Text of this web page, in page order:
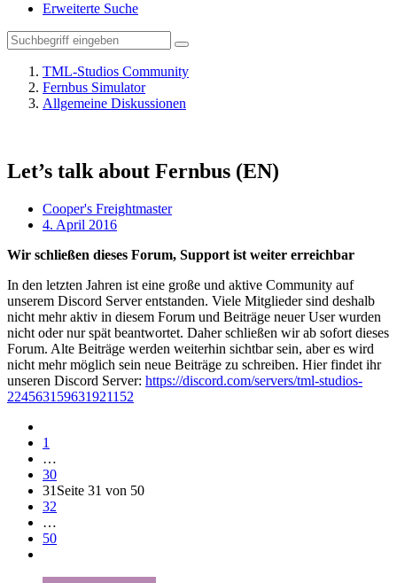
Erweiterte Suche
TML-Studios Community
Fernbus Simulator
Allgemeine Diskussionen
Let’s talk about Fernbus (EN)
Cooper's Freightmaster
4. April 2016
Wir schließen dieses Forum, Support ist weiter erreichbar
In den letzten Jahren ist eine große und aktive Community auf
unserem Discord Server entstanden. Viele Mitglieder sind deshalb
nicht mehr aktiv in diesem Forum und Beiträge neuer User wurden
nicht oder nur spät beantwortet. Daher schließen wir ab sofort dieses
Forum. Alte Beiträge werden weiterhin sichtbar sein, aber es wird
nicht mehr möglich sein neue Beiträge zu schreiben. Hier findet ihr
unseren Discord Server: https://discord.com/servers/tml-studios-
224563159631921152
1
…
30
31 Seite 31 von 50
32
…
50